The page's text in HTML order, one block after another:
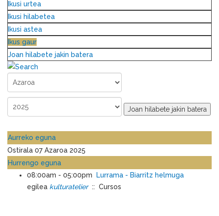
Ikusi urtea
Ikusi hilabetea
Ikusi astea
Ikus gaur
Joan hilabete jakin batera
Joan hilabete jakin batera
Aurreko eguna
Ostirala 07 Azaroa 2025
Hurrengo eguna
08:00am - 05:00pm
Lurrama - Biarritz helmuga
egilea kulturatelier:: Cursos